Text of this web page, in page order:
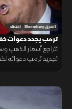
الشرق Bloomberg اقتصاد
ترمب يجدد دعوات
تتراجع أسعار الذهب
تجديد ترمب دعواته